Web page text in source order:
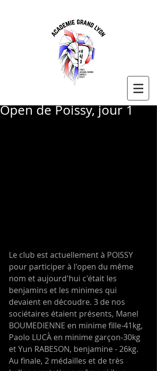
Open de Poissy, jour 1
Le club est actuellement à POISSY
pour participer à l'open du même
nom et aujourd'hui c'était les
benjamins et les minimes qui
devaient en découdre. 3 de nos
sociétaires étaient présents, Manel
BOUMEDIENNE en minime fille-41kg,
Paolo LUCÀ en minime garçon-30kg
et Yun RABESON, benjamine - 26kg.
Au finale, 2 médailles et de très